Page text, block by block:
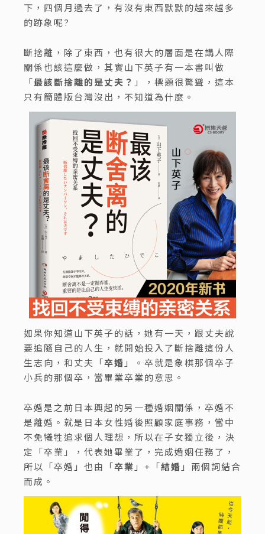
下，四個月過去了，有沒有東西默默的越來越多
的跡象呢?
斷捨離，除了東西，也有很大的層面是在講人際
關係也該這麼做，其實山下英子有一本書叫做
「最該斷捨離的是丈夫？ 」，標題很驚聳，這本
只有簡體版台灣沒出，不知道為什麼。
如果你知道山下英子的話，她有一天，跟丈夫說
要追隨自己的人生，就開始投入了斷捨離這份人
生志向，和丈夫「卒婚 」。卒就是象棋那個卒子
小兵的那個卒，當畢業卒業的意思。
卒婚是之前日本興起的另一種婚姻關係，卒婚不
是離婚。就是日本女性婚後照顧家庭事務，當中
不免犧牲追求個人理想，所以在子女獨立後，決
定「卒業」，代表她畢業了，完成婚姻任務了，
所以「卒婚」也由「卒業 」+「結婚 」兩個詞結合
而成。